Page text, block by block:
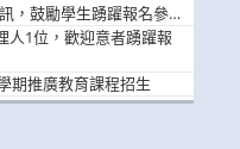
，鼓勵學生踴躍報名參
人1位，歡迎意者踴躍報
期推廣教育課程招生